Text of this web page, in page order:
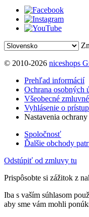
© 2010-2026 niceshops
Prehľad informácií
Ochrana osobných
Všeobecné
Vyhlásenie o
Nastavenia
Spoločnosť
Ďalšie obchody
Odstúpiť od zmluvy tu
Prispôsobte si zážitok z
Iba s vaším súhlasom
aby sme vám mohli